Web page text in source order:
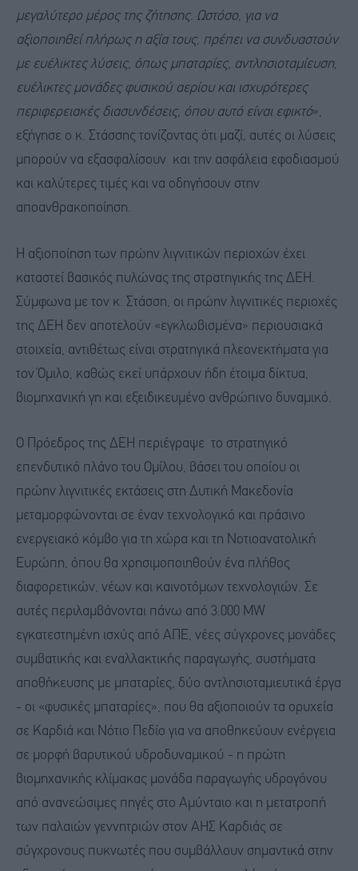
μεγαλύτερο μέρος της ζήτησης. Ωστόσο, για να
αξιοποιηθεί πλήρως η αξία τους, πρέπει να συνδυαστούν
με ευέλικτες λύσεις, όπως μπαταρίες, αντλησιοταμίευση,
ευέλικτες μονάδες φυσικού αερίου και ισχυρότερες
περιφερειακές διασυνδέσεις, όπου αυτό είναι εφικτό»,
εξήγησε ο κ. Στάσσης τονίζοντας ότι μαζί, αυτές οι λύσεις
μπορούν να εξασφαλίσουν και την ασφάλεια εφοδιασμού
και καλύτερες τιμές και να οδηγήσουν στην
αποανθρακοποίηση.
Η αξιοποίηση των πρώην λιγνιτικών περιοχών έχει
καταστεί βασικός πυλώνας της στρατηγικής της ΔΕΗ.
Σύμφωνα με τον κ. Στάσση, οι πρώην λιγνιτικές περιοχές
της ΔΕΗ δεν αποτελούν «εγκλωβισμένα» περιουσιακά
στοιχεία, αντιθέτως είναι στρατηγικά πλεονεκτήματα για
τον Όμιλο, καθώς εκεί υπάρχουν ήδη έτοιμα δίκτυα,
βιομηχανική γη και εξειδικευμένο ανθρώπινο δυναμικό.
Ο Πρόεδρος της ΔΕΗ περιέγραψε το στρατηγικό
επενδυτικό πλάνο του Ομίλου, βάσει του οποίου οι
πρώην λιγνιτικές εκτάσεις στη Δυτική Μακεδονία
μεταμορφώνονται σε έναν τεχνολογικό και πράσινο
ενεργειακό κόμβο για τη χώρα και τη Νοτιοανατολική
Ευρώπη, όπου θα χρησιμοποιηθούν ένα πλήθος
διαφορετικών, νέων και καινοτόμων τεχνολογιών. Σε
αυτές περιλαμβάνονται πάνω από 3.000 MW
εγκατεστημένη ισχύς από ΑΠΕ, νέες σύγχρονες μονάδες
συμβατικής και εναλλακτικής παραγωγής, συστήματα
αποθήκευσης με μπαταρίες, δύο αντλησιοταμιευτικά έργα
- οι «φυσικές μπαταρίες», που θα αξιοποιούν τα ορυχεία
σε Καρδιά και Νότιο Πεδίο για να αποθηκεύουν ενέργεια
σε μορφή βαρυτικού υδροδυναμικού - η πρώτη
βιομηχανικής κλίμακας μονάδα παραγωγής υδρογόνου
από ανανεώσιμες πηγές στο Αμύνταιο και η μετατροπή
των παλαιών γεννητριών στον ΑΗΣ Καρδιάς σε
σύγχρονους πυκνωτές που συμβάλλουν σημαντικά στην